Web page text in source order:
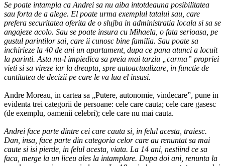
Se poate intampla ca Andrei sa nu aiba intotdeauna posibilitatea
sau forta de a alege. El poate urma exemplul tatalui sau, care
prefera securitatea oferita de o slujba in administratia locala si sa se
angajeze acolo. Sau se poate insura cu Mihaela, o fata serioasa, pe
gustul parintilor sai, care ii cunosc bine familia. Sau poate sa
inchirieze la 40 de ani un apartament, dupa ce pana atunci a locuit
la parinti. Asta nu-l impiedica sa preia mai tarziu „carma” propriei
vieti si sa vireze iar la dreapta, spre autoactualizare, in functie de
cantitatea de decizii pe care le va lua el insusi.
Andre Moreau, in cartea sa „Putere, autonomie, vindecare”, pune in
evidenta trei categorii de persoane: cele care cauta; cele care gasesc
(de exemplu, oamenii celebri); cele care nu mai cauta.
Andrei face parte dintre cei care cauta si, in felul acesta, traiesc.
Dan, insa, face parte din categoria celor care au renuntat sa mai
caute si isi pierde, in felul acesta, viata. La 14 ani, nestiind ce sa
faca, merge la un liceu ales la intamplare. Dupa doi ani, renunta la